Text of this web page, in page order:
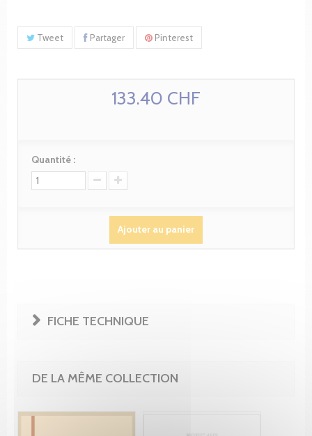
Tweet Partager Pinterest
133.40 CHF
Quantité :
Ajouter au panier
FICHE TECHNIQUE
DE LA MÊME COLLECTION